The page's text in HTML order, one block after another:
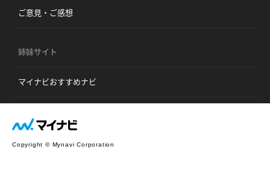
ご意見・ご感想
姉妹サイト
マイナビおすすめナビ
Copyright © Mynavi Corporation